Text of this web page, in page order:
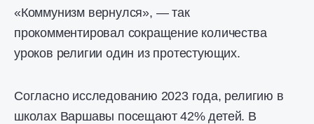
«Коммунизм вернулся», — так
прокомментировал сокращение количества
уроков религии один из протестующих.
Согласно исследованию 2023 года, религию в
школах Варшавы посещают 42% детей. В